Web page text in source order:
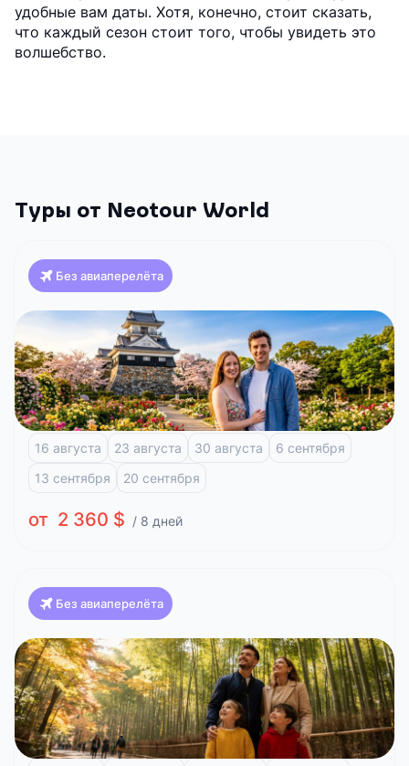
удобные вам даты. Хотя, конечно, стоит сказать,
что каждый сезон стоит того, чтобы увидеть это
волшебство.
Туры от Neotour World
Без авиаперелёта
Классика Японии и отдых на побережье (Токио-
Осака)
Токио Фудзи-Кавагучико Атами Киото Осака
16 августа 23 августа 30 августа
6 сентября
13 сентября
20 сентября
от 2 360 $ / 8 дней
Без авиаперелёта
Япония
Красоты Японии, Клёны (Токио-Токио)
Токио Фудзи-Кавагучико Киото
Арасияма
Хиросима